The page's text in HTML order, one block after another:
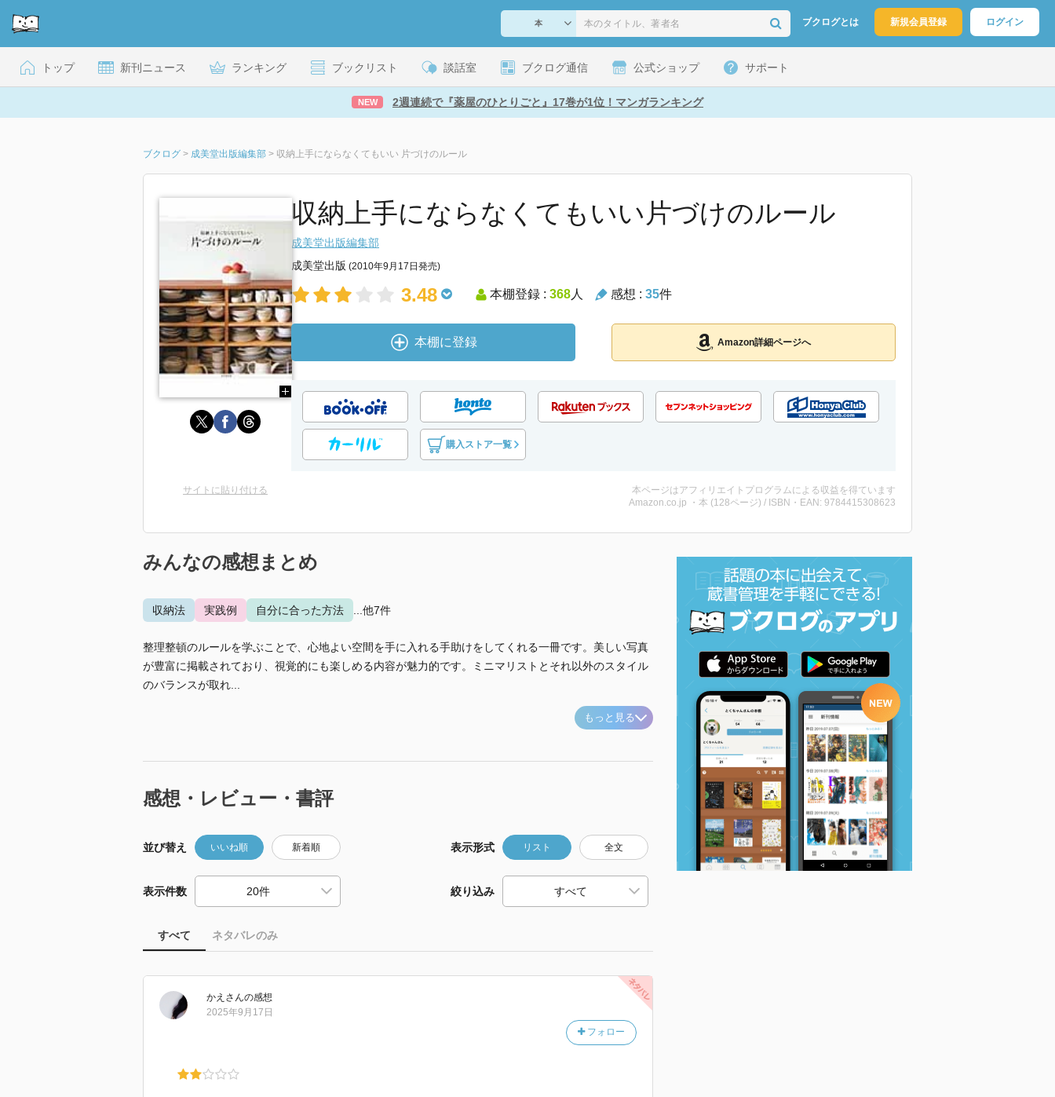
ブクログとは 新規会員登録 ログイン
トップ 新刊ニュース ランキング ブックリスト 談話室 ブクログ通信 公式ショップ サポート
NEW 2週連続で『薬屋のひとりごと』17巻が1位！マンガランキング
ブクログ > 成美堂出版編集部 > 収納上手にならなくてもいい 片づけのルール
収納上手にならなくてもいい片づけのルール
成美堂出版編集部
成美堂出版 (2010年9月17日発売)
3.48 本棚登録 : 368人 感想 : 35件
本棚に登録 Amazon詳細ページへ
購入ストア一覧
サイトに貼り付ける
本ページはアフィリエイトプログラムによる収益を得ています
Amazon.co.jp ・本 (128ページ) / ISBN・EAN: 9784415308623
みんなの感想まとめ
収納法 実践例 自分に合った方法 ...他7件
整理整頓のルールを学ぶことで、心地よい空間を手に入れる手助けをしてくれる一冊です。美しい写真
が豊富に掲載されており、視覚的にも楽しめる内容が魅力的です。ミニマリストとそれ以外のスタイル
のバランスが取れ...
もっと見る
感想・レビュー・書評
並び替え いいね順 新着順 表示形式 リスト 全文
表示件数 絞り込み
すべて ネタバレのみ
かえ さんの感想
フォロー
2025年9月17日